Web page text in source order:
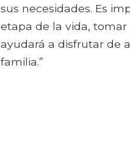
sus necesidades. Es
etapa de la vida, tomar
ayudará a disfrutar de
familia.”